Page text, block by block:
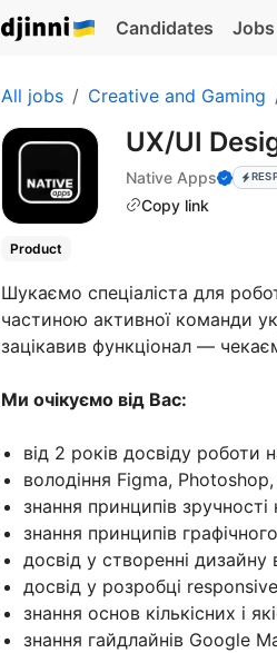
Candidates Jobs
All jobs Creative and Gaming
UX/UI
Native Apps
Copy link
Product
Шукаємо спеціаліста для
частиною активної команди
зацікавив функціонал —
Ми очікуємо від Вас:
від 2 років досвіду роботи
володіння Figma,
знання принципів
знання принципів
досвід у створенні дизайну
досвід у розробці
знання основ кількісних і
знання гайдлайнів Google